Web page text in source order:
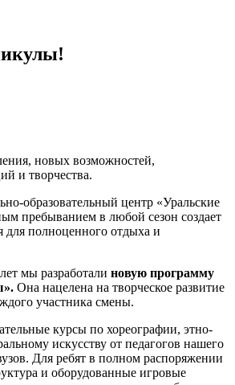
новых возможностей,
и творчества.
образовательный центр «Уральские
пребыванием в любой сезон создает
для полноценного отдыха и
мы разработали новую программу
Она нацелена на творческое развитие
участника смены.
курсы по хореографии, этно-
искусству от педагогов нашего
Для ребят в полном распоряжении
и оборудованные игровые